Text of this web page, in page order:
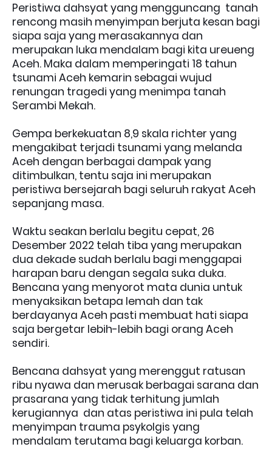
Peristiwa dahsyat yang mengguncang tanah
rencong masih menyimpan berjuta kesan bagi
siapa saja yang merasakannya dan
merupakan luka mendalam bagi kita ureueng
Aceh. Maka dalam memperingati 18 tahun
tsunami Aceh kemarin sebagai wujud
renungan tragedi yang menimpa tanah
Serambi Mekah.
Gempa berkekuatan 8,9 skala richter yang
mengakibat terjadi tsunami yang melanda
Aceh dengan berbagai dampak yang
ditimbulkan, tentu saja ini merupakan
peristiwa bersejarah bagi seluruh rakyat Aceh
sepanjang masa.
Waktu seakan berlalu begitu cepat, 26
Desember 2022 telah tiba yang merupakan
dua dekade sudah berlalu bagi menggapai
harapan baru dengan segala suka duka.
Bencana yang menyorot mata dunia untuk
menyaksikan betapa lemah dan tak
berdayanya Aceh pasti membuat hati siapa
saja bergetar lebih-lebih bagi orang Aceh
sendiri.
Bencana dahsyat yang merenggut ratusan
ribu nyawa dan merusak berbagai sarana dan
prasarana yang tidak terhitung jumlah
kerugiannya dan atas peristiwa ini pula telah
menyimpan trauma psykolgis yang
mendalam terutama bagi keluarga korban.